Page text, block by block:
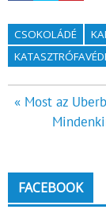
CSOKOLÁDÉ
Bejegyzés
navigáció
« Most az
FACEBOOK